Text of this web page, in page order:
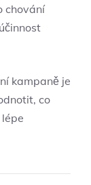
chování
kampaně je
co